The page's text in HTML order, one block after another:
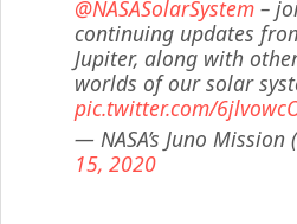
@NASASolarSystem –
continuing updates
Jupiter, along with
worlds of our solar
pic.twitter.com/
— NASA’s Juno Mission
15, 2020